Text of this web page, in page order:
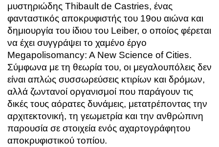
μυστηριώδης Thibault de Castries, ένας
φανταστικός αποκρυφιστής του 19ου αιώνα και
δημιουργία του ίδιου του Leiber, ο οποίος φέρεται
να έχει συγγράψει το χαμένο έργο
Megapolisomancy: A New Science of Cities.
Σύμφωνα με τη θεωρία του, οι μεγαλουπόλεις δεν
είναι απλώς συσσωρεύσεις κτιρίων και δρόμων,
αλλά ζωντανοί οργανισμοί που παράγουν τις
δικές τους αόρατες δυνάμεις, μετατρέποντας την
αρχιτεκτονική, τη γεωμετρία και την ανθρώπινη
παρουσία σε στοιχεία ενός αχαρτογράφητου
αποκρυφιστικού τοπίου.